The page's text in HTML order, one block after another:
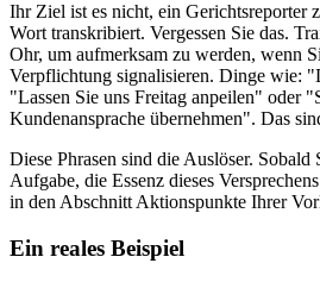
Ihr Ziel ist es nicht, ein Gerichtsreporter
Wort transkribiert. Vergessen Sie das.
Ohr, um aufmerksam zu werden, wenn
Verpflichtung signalisieren. Dinge wie:
"Lassen Sie uns Freitag anpeilen" oder
Kundenansprache übernehmen". Das
Diese Phrasen sind die Auslöser. Sobald
Aufgabe, die Essenz dieses
in den Abschnitt Aktionspunkte Ihrer
Ein reales Beispiel